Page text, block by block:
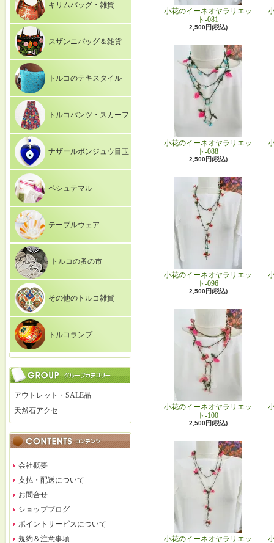
キリムバッグ・雑貨
スザンニバッグ＆雑貨
トルコのテキスタイル
トルコパンツ・スカーフ
ナザールボンジュウ目玉
ペシュテマル
テーブルウェア
トルコの蚤の市
その他のトルコ雑貨
トルコランプ
アウトレット・SALE品
天然石アクセ
会社概要
支払・配送について
お問合せ
ショップブログ
ポイントサービスについて
規約＆注意事項
小花のイーネオヤラリエッ
ト-081
2,500円(税込)
小花のイーネオヤラリエッ
ト-088
2,500円(税込)
小花のイーネオヤラリエッ
ト-096
2,500円(税込)
小花のイーネオヤラリエッ
ト-100
2,500円(税込)
小花のイーネオヤラリエッ